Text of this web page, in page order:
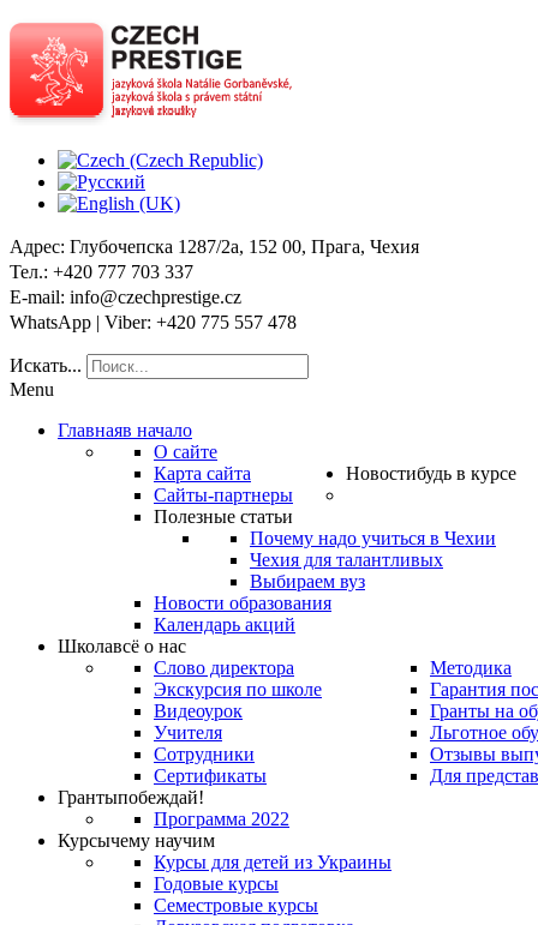
Адрес: Глубочепска 1287/2a, 152 00, Прага, Чехия
Тел.: +420 777 703 337
E-mail: info@czechprestige.cz
WhatsApp | Viber: +420 775 557 478
Искать...
Menu
Главнаяв начало
О сайте
Карта сайта
Сайты-партнеры
Новостибудь в курсе
Полезные статьи
Почему надо учиться в Чехии
Чехия для талантливых
Выбираем вуз
Новости образования
Календарь акций
Школавсё о нас
Слово директора
Экскурсия по школе
Видеоурок
Учителя
Сотрудники
Сертификаты
Методика
Гарантия
Гранты на
Льготное
Отзывы
Для
Грантыпобеждай!
Программа 2022
Курсычему научим
Курсы для детей из Украины
Годовые курсы
Семестровые курсы